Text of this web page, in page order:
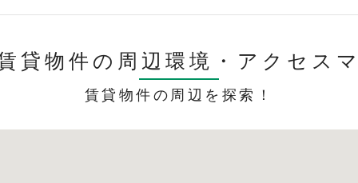
貸物件の周辺環境・ アクセス
賃貸物件の周辺を探索！